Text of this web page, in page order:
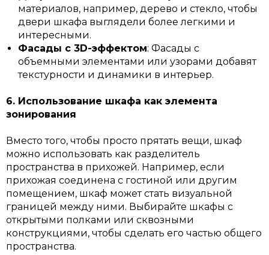
материалов, например, дерево и стекло, чтобы
двери шкафа выглядели более легкими и
интересными.
Фасады с 3D-эффектом: Фасады с
объемными элементами или узорами добавят
текстурности и динамики в интерьер.
6. Использование шкафа как элемента
зонирования
Вместо того, чтобы просто прятать вещи, шкаф
можно использовать как разделитель
пространства в прихожей. Например, если
прихожая соединена с гостиной или другим
помещением, шкаф может стать визуальной
границей между ними. Выбирайте шкафы с
открытыми полками или сквозными
конструкциями, чтобы сделать его частью общего
пространства.